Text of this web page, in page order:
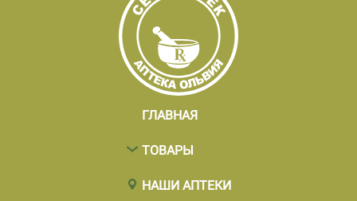
ГЛАВНАЯ
ТОВАРЫ
НАШИ АПТЕКИ